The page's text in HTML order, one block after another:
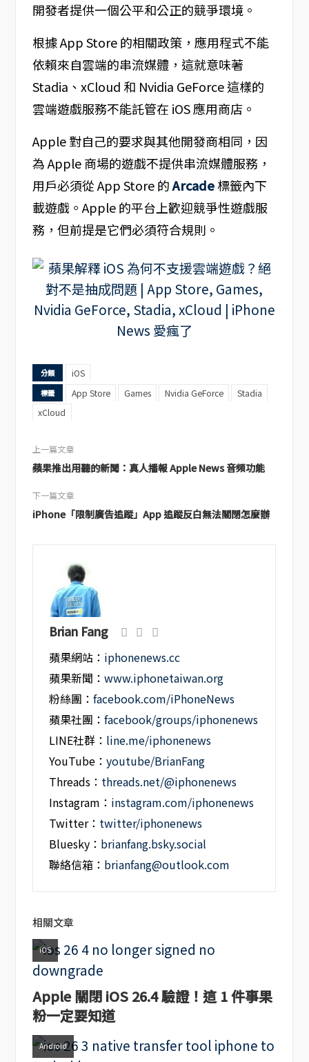
開發者提供一個公平和公正的競爭環境。
根據 App Store 的相關政策，應用程式不能
依賴來自雲端的串流媒體，這就意味著
Stadia、xCloud 和 Nvidia GeForce 這樣的
雲端遊戲服務不能託管在 iOS 應用商店。
Apple 對自己的要求與其他開發商相同，因
為 Apple 商場的遊戲不提供串流媒體服務，
用戶必須從 App Store 的Arcade標籤內下
載遊戲。Apple 的平台上歡迎競爭性遊戲服
務，但前提是它們必須符合規則。
分類 iOS
標籤 App Store Games Nvidia GeForce
Stadia
xCloud
上一篇文章
蘋果推出用聽的新聞：真人播報 Apple News 音頻功能
下一篇文章
iPhone「限制廣告追蹤」App 追蹤反白無法關閉怎麼辦
Brian Fang
蘋果網站： iphonenews.cc
蘋果新聞：www.iphonetaiwan.org
粉絲團：facebook.com/iPhoneNews
蘋果社團：facebook/groups/iphonenews
LINE社群： line.me/iphonenews
YouTube：youtube/BrianFang
Threads： threads.net/@iphonenews
Instagram： instagram.com/iphonenews
Twitter： twitter/iphonenews
Bluesky： brianfang.bsky.social
聯絡信箱： brianfang@outlook.com
相關文章
iOS
Apple 關閉 iOS 26.4 驗證！這 1 件事果
粉一定要知道
Android